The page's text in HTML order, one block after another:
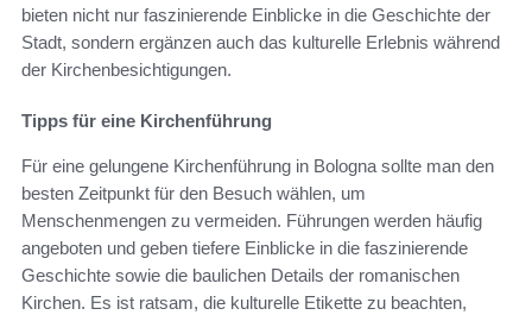
bieten nicht nur faszinierende Einblicke in die Geschichte der
Stadt, sondern ergänzen auch das kulturelle Erlebnis während
der Kirchenbesichtigungen.
Tipps für eine Kirchenführung
Für eine gelungene Kirchenführung in Bologna sollte man den
besten Zeitpunkt für den Besuch wählen, um
Menschenmengen zu vermeiden. Führungen werden häufig
angeboten und geben tiefere Einblicke in die faszinierende
Geschichte sowie die baulichen Details der romanischen
Kirchen. Es ist ratsam, die kulturelle Etikette zu beachten,